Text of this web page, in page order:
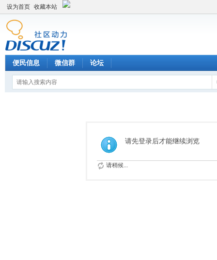
设为首页 收藏本站
便民信息 微信群 论坛
请先登录后才能继续浏览
请稍候...